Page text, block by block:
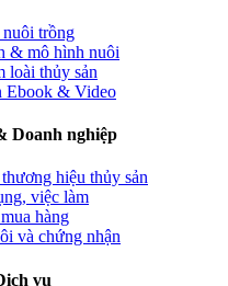
trồng
& mô hình nuôi
loài thủy sản
Ebook & Video
Doanh nghiệp
hiệu thủy sản
việc làm
hàng
và chứng nhận
vụ